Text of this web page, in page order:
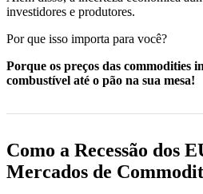
investidores e produtores.
Por que isso importa para você?
Porque os preços das commodities
combustível até o pão na sua mesa!
Como a Recessão dos
Mercados de